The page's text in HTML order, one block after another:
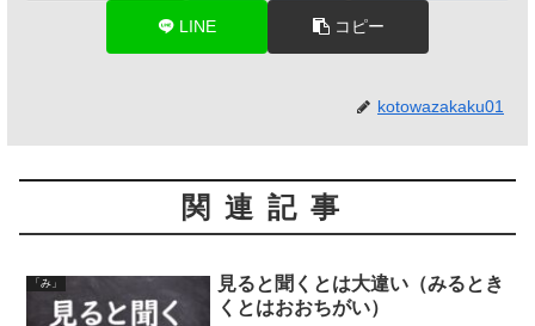
LINE コピー
kotowazakaku01
関連記事
「み」
見ると聞くとは大違い（みるとき
くとはおおちがい）